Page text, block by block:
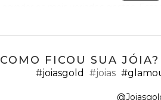
COMO FICOU SUA
#joiasgold #joias